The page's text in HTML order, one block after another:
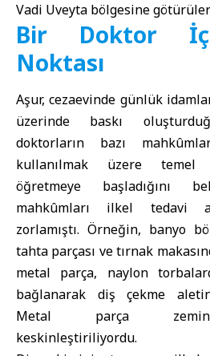
Vadi Uveyta bölgesine
Bir Doktor
Noktası
Aşur, cezaevinde günlük
üzerinde baskı
doktorların bazı
kullanılmak üzere temel
öğretmeye başladığını
mahkûmları ilkel tedavi
zorlamıştı. Örneğin, banyo
tahta parçası ve tırnak
metal parça, naylon
bağlanarak diş çekme
Metal parça
keskinleştiriliyordu.